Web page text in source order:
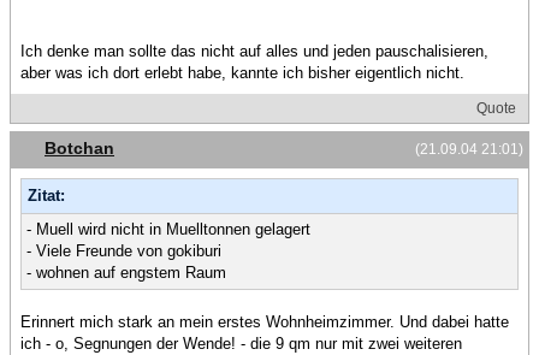
Ich denke man sollte das nicht auf alles und jeden pauschalisieren,
aber was ich dort erlebt habe, kannte ich bisher eigentlich nicht.
Quote
(21.09.04 21:01)
Botchan
Zitat:
- Muell wird nicht in Muelltonnen gelagert
- Viele Freunde von gokiburi
- wohnen auf engstem Raum
Erinnert mich stark an mein erstes Wohnheimzimmer. Und dabei hatte
ich - o, Segnungen der Wende! - die 9 qm nur mit zwei weiteren